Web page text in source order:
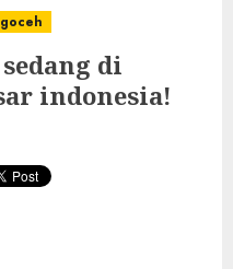
di
indonesia!